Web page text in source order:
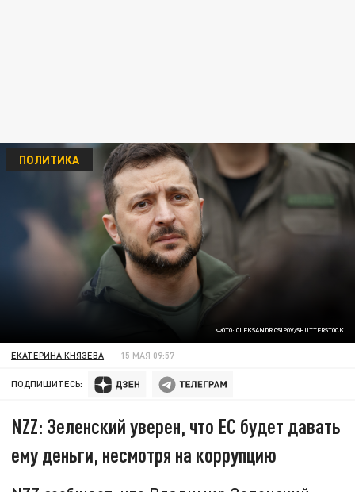
ФОТО: OLEKSANDR OSIPOV/SHUTTERSTOCK
ПОЛИТИКА
ЕКАТЕРИНА КНЯЗЕВА 15 МАЯ 09:57
ПОДПИШИТЕСЬ:
NZZ: Зеленский уверен, что ЕС будет давать
ему деньги, несмотря на коррупцию